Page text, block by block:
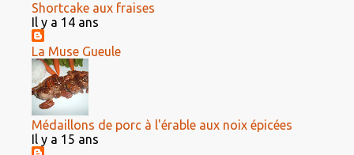
Shortcake aux fraises
Il y a 14 ans
La Muse Gueule
Médaillons de porc à l'érable aux noix épicées
Il y a 15 ans